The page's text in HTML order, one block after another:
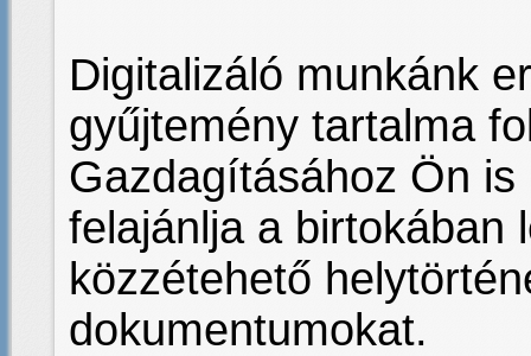
Digitalizáló munkánk
gyűjtemény tartalma
Gazdagításához Ön
felajánlja a birtokában
közzétehető
dokumentumokat.